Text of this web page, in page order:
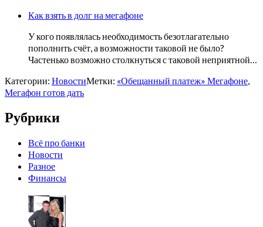
Как взять в долг на мегафоне
У кого появлялась необходимость безотлагательно
пополнить счёт, а возможности таковой не было?
Частенько возможно столкнуться с таковой неприятной…
Категории: НовостиМетки: «Обещанный платеж» Мегафоне
Мегафон готов дать
Рубрики
Всё про банки
Новости
Разное
Финансы